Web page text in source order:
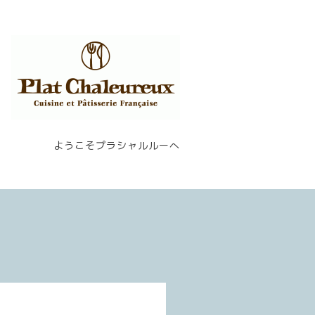
ようこそプラシャルルーへ